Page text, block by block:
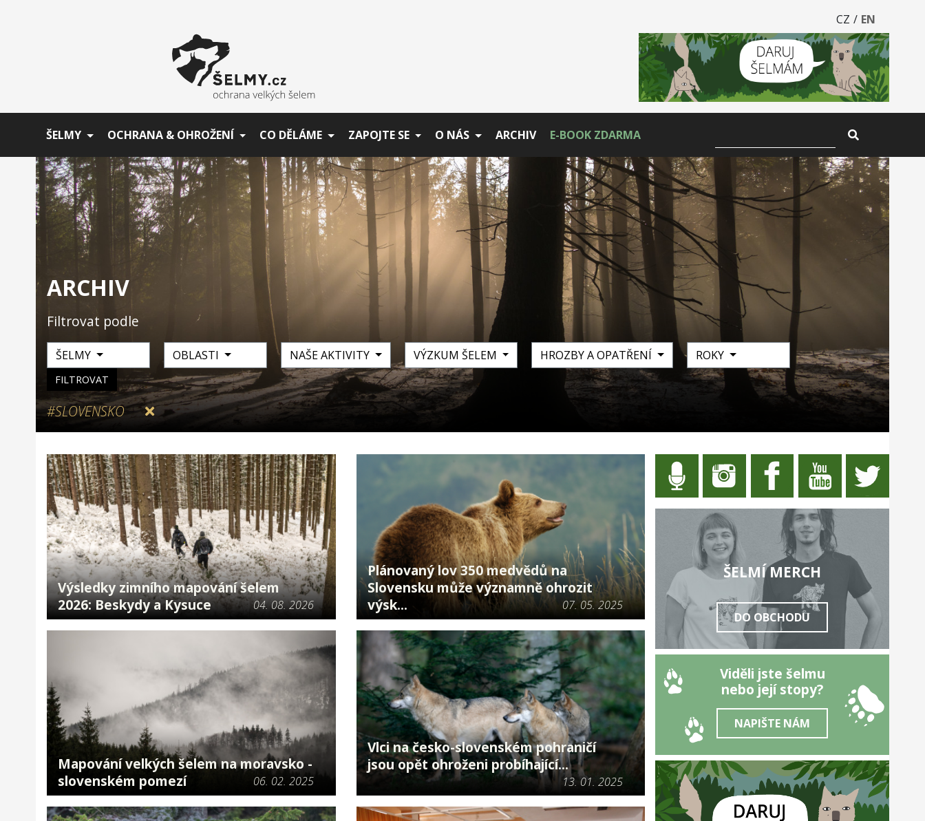
CZ / EN
ŠELMY OCHRANA & OHROŽENÍ CO DĚLÁME ZAPOJTE SE O NÁS ARCHIV E-BOOK ZDARMA
ARCHIV
Filtrovat podle
ŠELMY OBLASTI NAŠE AKTIVITY VÝZKUM ŠELEM HROZBY A OPATŘENÍ ROKY
FILTROVAT
#SLOVENSKO
Výsledky zimního mapování šelem
2026: Beskydy a Kysuce
04. 08. 2026
Plánovaný lov 350 medvědů na
Slovensku může významně ohrozit
výsk...
07. 05. 2025
Mapování velkých šelem na moravsko -
slovenském pomezí
06. 02. 2025
Vlci na česko-slovenském pohraničí
jsou opět ohroženi probíhající...
13. 01. 2025
ŠELMÍ MERCH
DO OBCHODU
Viděli jste šelmu
nebo její stopy?
NAPIŠTE NÁM